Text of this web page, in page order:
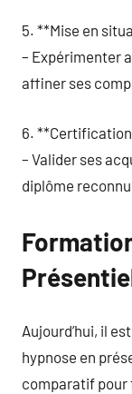
5. **Mise en
– Expérimenter
affiner ses
6.
– Valider ses
diplôme
Aujourd’hui, il
hypnose en
comparatif pour